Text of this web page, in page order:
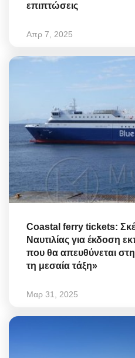
επιπτώσεις
Απρ 7, 2025
Coastal ferry tickets:
Ναυτιλίας για έκδοση
που θα απευθύνεται στη
τη μεσαία τάξη»
Μαρ 31, 2025